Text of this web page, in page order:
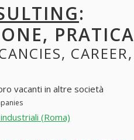
:
PRATICA
CAREER,
vacanti in altre società
(Roma)